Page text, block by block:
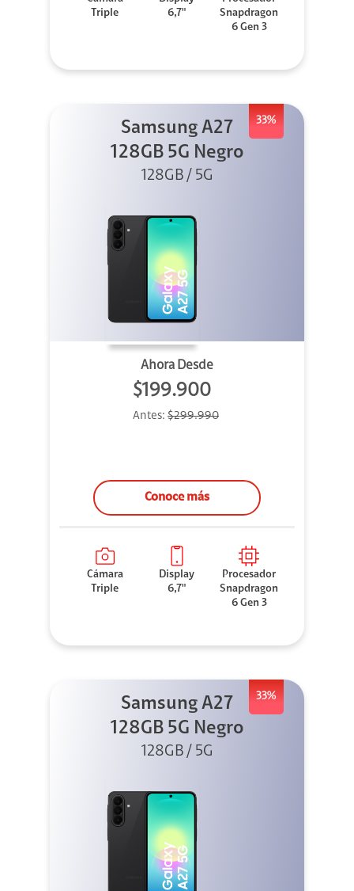
Triple
6,7"
Snapdragon
6 Gen 3
33%
Samsung A27
128GB 5G Negro
128GB / 5G
Ahora Desde
$199.900
Antes: $299.990
Conoce más
Cámara
Triple
Display
6,7"
Procesador
Snapdragon
6 Gen 3
33%
Samsung A27
128GB 5G Negro
128GB / 5G